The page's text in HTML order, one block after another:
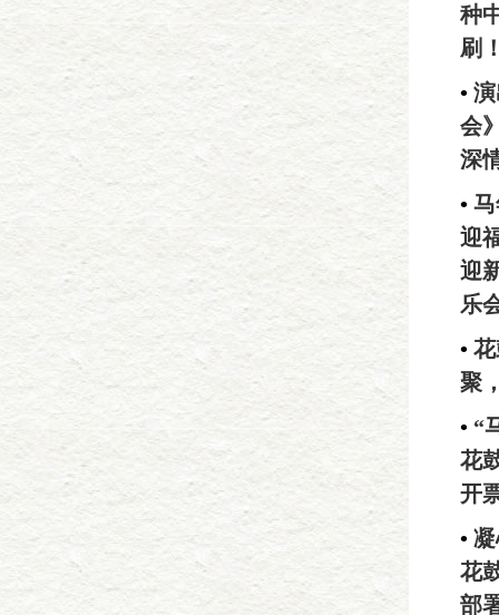
种
刷
•
会
深
•
迎
迎
乐
•
聚
• “
花
开
•
花
部